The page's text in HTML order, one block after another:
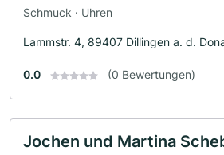
Schmuck · Uhren
Lammstr. 4, 89407 Dillingen a. d.
0.0 (0 Bewertungen)
Jochen und Martina